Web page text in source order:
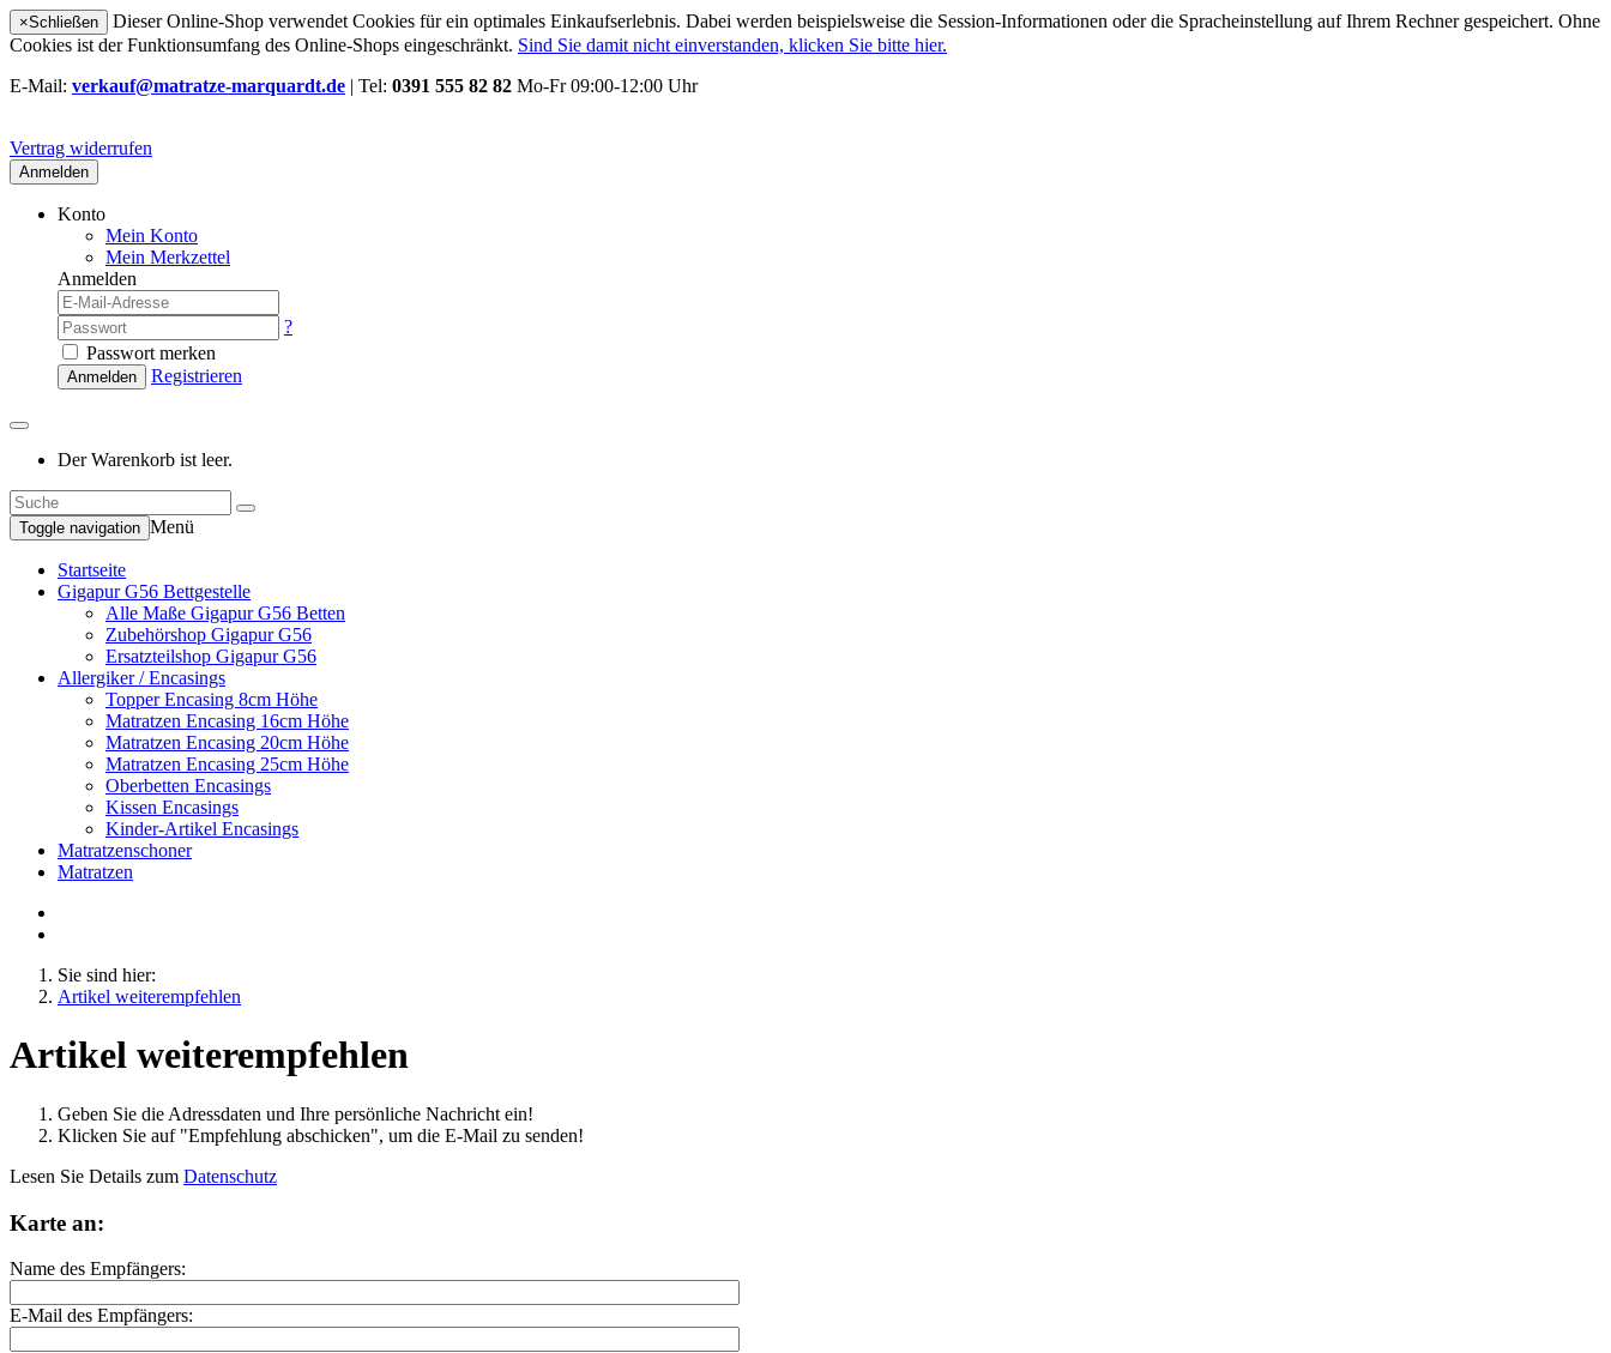
×Schließen
Dieser Online-Shop verwendet Cookies für ein optimales Einkaufserlebnis. Dabei werden beispielsweise die Session-Informationen oder die Spracheinstellung auf Ihrem Rechner gespeichert. Ohne
Cookies ist der Funktionsumfang des Online-Shops eingeschränkt. Sind Sie damit nicht einverstanden, klicken Sie bitte hier.
E-Mail: verkauf@matratze-marquardt.de | Tel: 0391 555 82 82 Mo-Fr 09:00-12:00 Uhr
Vertrag widerrufen
Anmelden
Konto
Mein Konto
Mein Merkzettel
Anmelden
?
Passwort merken
Anmelden Registrieren
Der Warenkorb ist leer.
Toggle navigation Menü
Startseite
Gigapur G56 Bettgestelle
Alle Maße Gigapur G56 Betten
Zubehörshop Gigapur G56
Ersatzteilshop Gigapur G56
Allergiker / Encasings
Topper Encasing 8cm Höhe
Matratzen Encasing 16cm Höhe
Matratzen Encasing 20cm Höhe
Matratzen Encasing 25cm Höhe
Oberbetten Encasings
Kissen Encasings
Kinder-Artikel Encasings
Matratzenschoner
Matratzen
Sie sind hier:
Artikel weiterempfehlen
Artikel weiterempfehlen
Geben Sie die Adressdaten und Ihre persönliche Nachricht ein!
Klicken Sie auf "Empfehlung abschicken", um die E-Mail zu senden!
Lesen Sie Details zum Datenschutz
Karte an:
Name des Empfängers:
E-Mail des Empfängers: